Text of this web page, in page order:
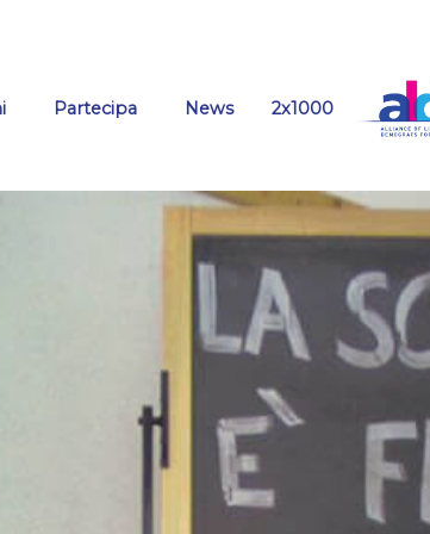
Partecipa News(current)
2x1000